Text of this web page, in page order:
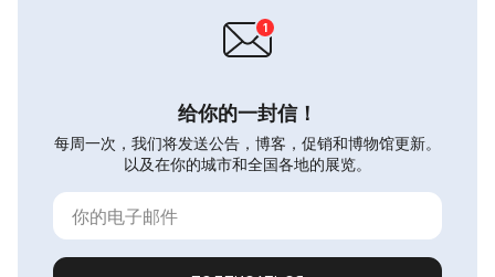
给你的一封信！
每周一次，我们将发送公告，博客，促销和博物馆更新。
以及在你的城市和全国各地的展览。